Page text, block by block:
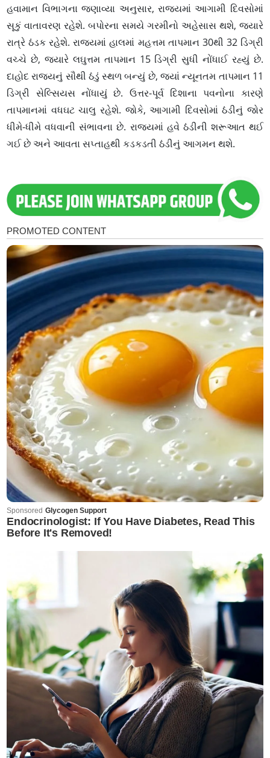
હવામાન વિભાગના જણાવ્યા અનુસાર, રાજ્યમાં આગામી દિવસોમાં
સૂકું વાતાવરણ રહેશે. બપોરના સમયે ગરમીનો અહેસાસ થશે, જ્યારે
રાત્રે ઠંડક રહેશે. રાજ્યમાં હાલમાં મહત્તમ તાપમાન 30થી 32 ડિગ્રી
વચ્ચે છે, જ્યારે લઘુત્તમ તાપમાન 15 ડિગ્રી સુધી નોંધાઈ રહ્યું છે.
દાહોદ રાજ્યનું સૌથી ઠંડું સ્થળ બન્યું છે, જ્યાં ન્યૂનતમ તાપમાન 11
ડિગ્રી સેલ્સિયસ નોંધાયું છે. ઉત્તર-પૂર્વ દિશાના પવનોના કારણે
તાપમાનમાં વધઘટ ચાલુ રહેશે. જોકે, આગામી દિવસોમાં ઠંડીનું જોર
ધીમે-ધીમે વધવાની સંભાવના છે. રાજ્યમાં હવે ઠંડીની શરૂઆત થઈ
ગઈ છે અને આવતા સપ્તાહથી કડકડતી ઠંડીનું આગમન થશે.